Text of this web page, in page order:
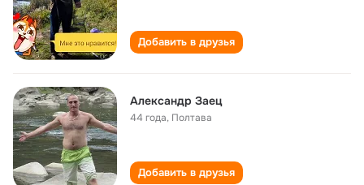
Добавить в друзья
Александр Заец
44 года, Полтава
Добавить в друзья